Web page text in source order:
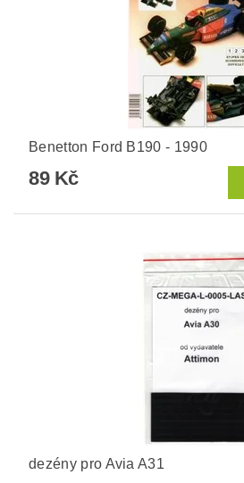
Benetton Ford B190 - 1990
89 Kč
dezény pro Avia A31